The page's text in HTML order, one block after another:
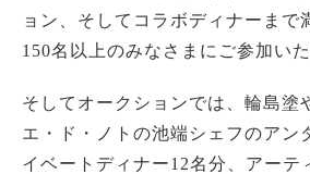
ョン、そしてコラボディナーまで
150名以上のみなさまにご参加い
そしてオークションでは、輪島塗
エ・ド・ノトの池端シェフのアン
イベートディナー12名分、アーテ